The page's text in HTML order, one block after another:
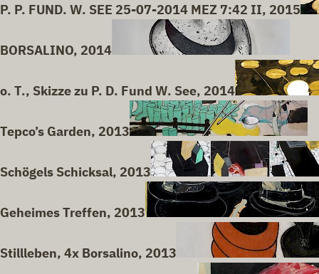
P. P. FUND. W. SEE 25-07-2014 MEZ 7:42 II, 2015
BORSALINO, 2014
o. T., Skizze zu P. D. Fund W. See, 2014
Tepco’s Garden, 2013
Schögels Schicksal, 2013
Geheimes Treffen, 2013
Stillleben, 4x Borsalino, 2013